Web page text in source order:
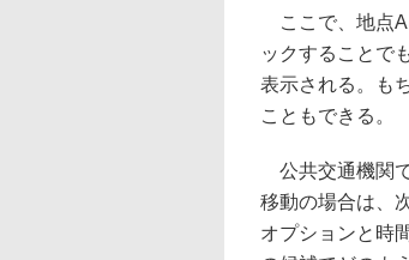
ここで、地点A
ックすることで
表示される。も
こともできる。
公共交通機関
移動の場合は、
オプションと時